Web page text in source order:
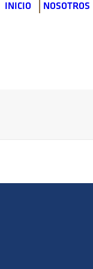
INICIO NOSOTROS